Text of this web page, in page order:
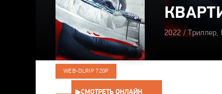
2022 /
WEB-DLRIP 720P
СМОТРЕТЬ ОНЛАЙН